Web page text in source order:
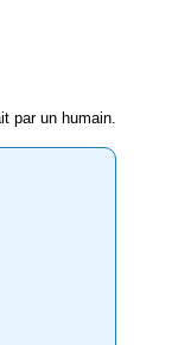
par un humain.